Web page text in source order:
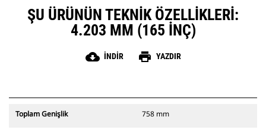
ŞU ÜRÜNÜN TEKNIK ÖZELLIKLERI:
4.203 MM (165 INÇ)
cloud_download İNDIR print YAZDIR
Toplam Genişlik 758 mm